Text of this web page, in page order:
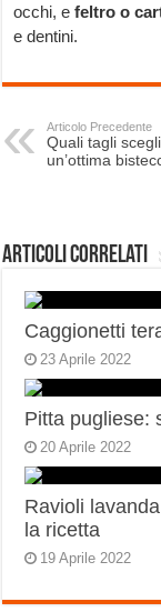
occhi, efeltro o
e dentini.
Articolo Precedente
Quali tagli
un’ottima
Articoli correlati
Caggionetti
23 Aprile 2022
Pitta pugliese:
20 Aprile 2022
Ravioli
la ricetta
19 Aprile 2022